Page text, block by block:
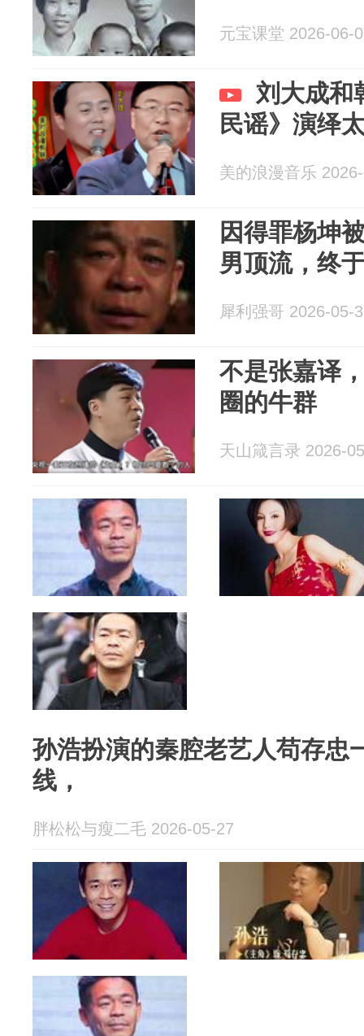
元宝课堂 2026-06-
刘大成和
民谣》演绎
美的浪漫音乐
因得罪杨坤
男顶流，终
犀利强哥 2026-05-
不是张嘉译
圈的牛群
天山箴言录 2026-
孙浩扮演的秦腔老艺人苟存忠
线，
胖松松与瘦二毛 2026-05-27